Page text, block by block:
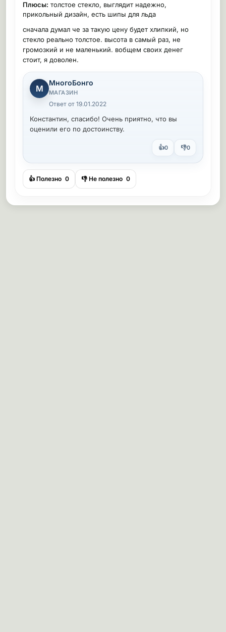
Плюсы: толстое стекло, выглядит надежно,
прикольный дизайн, есть шипы для льда
сначала думал че за такую цену будет хлипкий, но
стекло реально толстое. высота в самый раз, не
громозкий и не маленький. вобщем своих денег
стоит, я доволен.
М
МногоБонго
МАГАЗИН
Ответ от 19.01.2022
Константин, спасибо! Очень приятно, что вы
оценили его по достоинству.
👍0 👎0
👍 Полезно 0 👎 Не полезно 0